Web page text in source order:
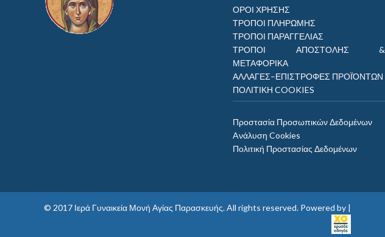
ΟΡΟΙ ΧΡΗΣΗΣ
ΤΡΟΠΟΙ ΠΛΗΡΩΜΗΣ
ΤΡΟΠΟΙ ΠΑΡΑΓΓΕΛΙΑΣ
ΤΡΟΠΟΙ ΑΠΟΣΤΟΛΗΣ &
ΜΕΤΑΦΟΡΙΚΑ
ΑΛΛΑΓΕΣ–ΕΠΙΣΤΡΟΦΕΣ ΠΡΟΪΌΝΤΩΝ
ΠΟΛΙΤΙΚΗ COOKIES
Προστασία Προσωπικών Δεδομένων
Aνάλυση Cookies
Πολιτική Προστασίας Δεδομένων
© 2017 Ιερά Γυναικεία Μονή Αγίας Παρασκευής. All rights reserved. Powered by |